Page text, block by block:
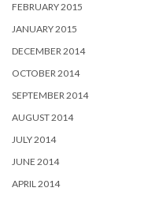
FEBRUARY 2015
JANUARY 2015
DECEMBER 2014
OCTOBER 2014
SEPTEMBER 2014
AUGUST 2014
JULY 2014
JUNE 2014
APRIL 2014